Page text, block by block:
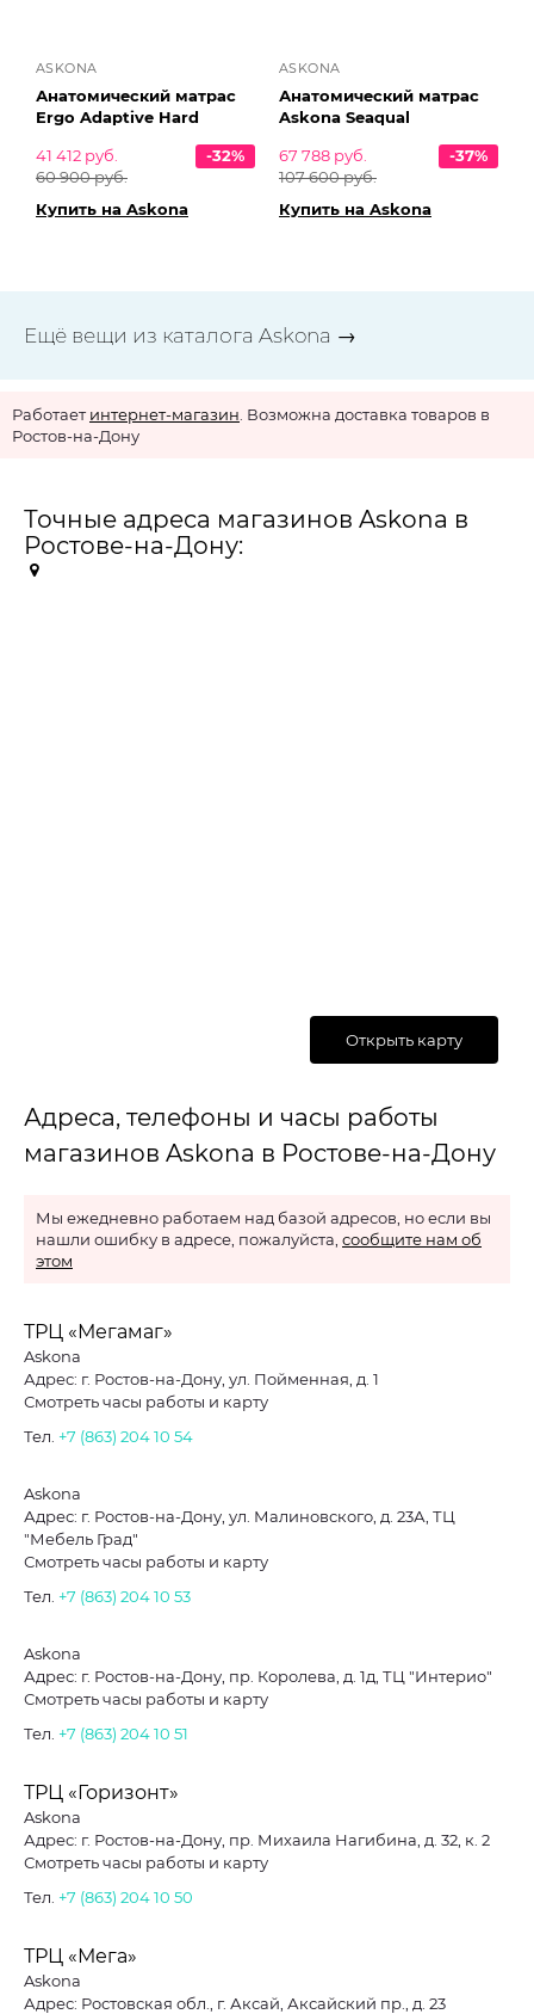
ASKONA
Анатомический матрас
Ergo Adaptive Hard
41 412 руб.
60 900 руб.
-32%
Купить на Askona
ASKONA
Анатомический матрас
Askona Seaqual
67 788 руб.
107 600 руб.
-37%
Купить на Askona
Ещё вещи из каталога Askona →
Работаетинтернет-магазин . Возможна доставка товаров в
Ростов-на-Дону
Точные адреса магазинов Askona в
Ростове-на-Дону:
Открыть карту
Адреса, телефоны и часы работы
магазинов Askona в Ростове-на-Дону
Мы ежедневно работаем над базой адресов, но если вы
нашли ошибку в адресе, пожалуйста, сообщите нам об
этом
ТРЦ «Мегамаг»
Askona
Адрес: г. Ростов-на-Дону, ул. Пойменная, д. 1
Смотреть часы работы и карту
Тел. +7 (863) 204 10 54
Askona
Адрес: г. Ростов-на-Дону, ул. Малиновского, д. 23А, ТЦ
"Мебель Град"
Смотреть часы работы и карту
Тел. +7 (863) 204 10 53
Askona
Адрес: г. Ростов-на-Дону, пр. Королева, д. 1д, ТЦ "Интерио"
Смотреть часы работы и карту
Тел. +7 (863) 204 10 51
ТРЦ «Горизонт»
Askona
Адрес: г. Ростов-на-Дону, пр. Михаила Нагибина, д. 32, к. 2
Смотреть часы работы и карту
Тел. +7 (863) 204 10 50
ТРЦ «Мега»
Askona
Адрес: Ростовская обл., г. Аксай, Аксайский пр., д. 23